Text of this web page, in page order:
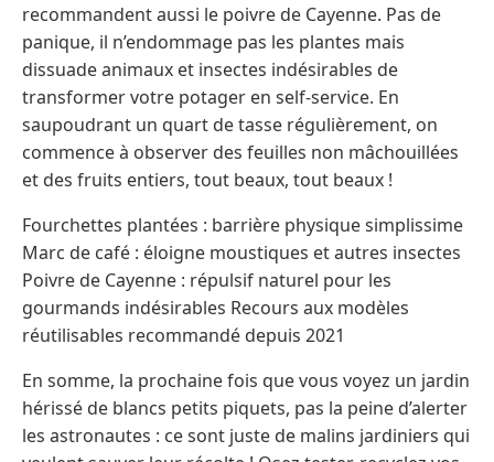
recommandent aussi le poivre de Cayenne. Pas de
panique, il n’endommage pas les plantes mais
dissuade animaux et insectes indésirables de
transformer votre potager en self-service. En
saupoudrant un quart de tasse régulièrement, on
commence à observer des feuilles non mâchouillées
et des fruits entiers, tout beaux, tout beaux !
Fourchettes plantées : barrière physique simplissime
Marc de café : éloigne moustiques et autres insectes
Poivre de Cayenne : répulsif naturel pour les
gourmands indésirables Recours aux modèles
réutilisables recommandé depuis 2021
En somme, la prochaine fois que vous voyez un jardin
hérissé de blancs petits piquets, pas la peine d’alerter
les astronautes : ce sont juste de malins jardiniers qui